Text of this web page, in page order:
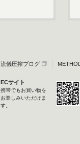
流儀圧搾ブログ
ECサイト
携帯でもお買い物を
お楽しみいただけま
す。